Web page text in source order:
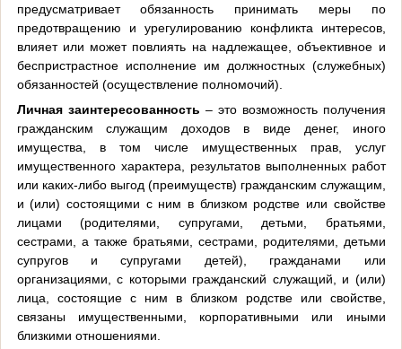
предусматривает обязанность принимать меры по
предотвращению и урегулированию конфликта интересов,
влияет или может повлиять на надлежащее, объективное и
беспристрастное исполнение им должностных (служебных)
обязанностей (осуществление полномочий).
Личная заинтересованность – это возможность получения
гражданским служащим доходов в виде денег, иного
имущества, в том числе имущественных прав, услуг
имущественного характера, результатов выполненных работ
или каких-либо выгод (преимуществ) гражданским служащим,
и (или) состоящими с ним в близком родстве или свойстве
лицами (родителями, супругами, детьми, братьями,
сестрами, а также братьями, сестрами, родителями, детьми
супругов и супругами детей), гражданами или
организациями, с которыми гражданский служащий, и (или)
лица, состоящие с ним в близком родстве или свойстве,
связаны имущественными, корпоративными или иными
близкими отношениями.